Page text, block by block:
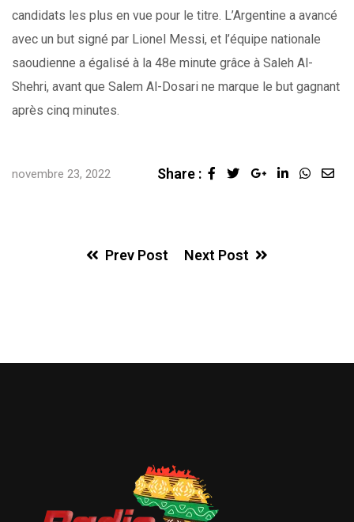
candidats les plus en vue pour le titre. L’Argentine a avancé
avec un but signé par Lionel Messi, et l’équipe nationale
saoudienne a égalisé à la 48e minute grâce à Saleh Al-
Shehri, avant que Salem Al-Dosari ne marque le but gagnant
après cinq minutes.
novembre 23, 2022 Share : Google+LinkedIn
Prev Post Next Post